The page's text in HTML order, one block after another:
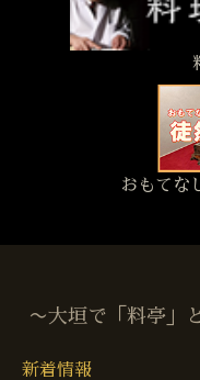
おもてな
〜大垣で「料亭」
新着情報